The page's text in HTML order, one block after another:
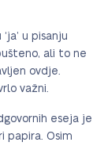
u pisanju
ali to ne
ovdje.
važni.
eseja je
papira. Osim